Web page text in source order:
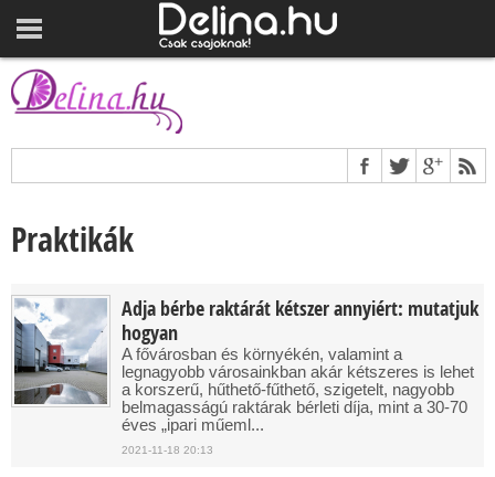
Praktikák
Adja bérbe raktárát kétszer annyiért: mutatjuk
hogyan
A fővárosban és környékén, valamint a
legnagyobb városainkban akár kétszeres is lehet
a korszerű, hűthető-fűthető, szigetelt, nagyobb
belmagasságú raktárak bérleti díja, mint a 30-70
éves „ipari műeml...
2021-11-18 20:13